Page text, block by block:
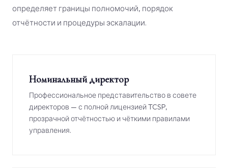
определяет границы полномочий, порядок
отчётности и процедуры эскалации.
Номинальный директор
Профессиональное представительство в совете
директоров — с полной лицензией TCSP,
прозрачной отчётностью и чёткими правилами
управления.